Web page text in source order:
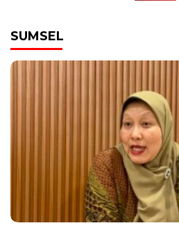
SUMSEL